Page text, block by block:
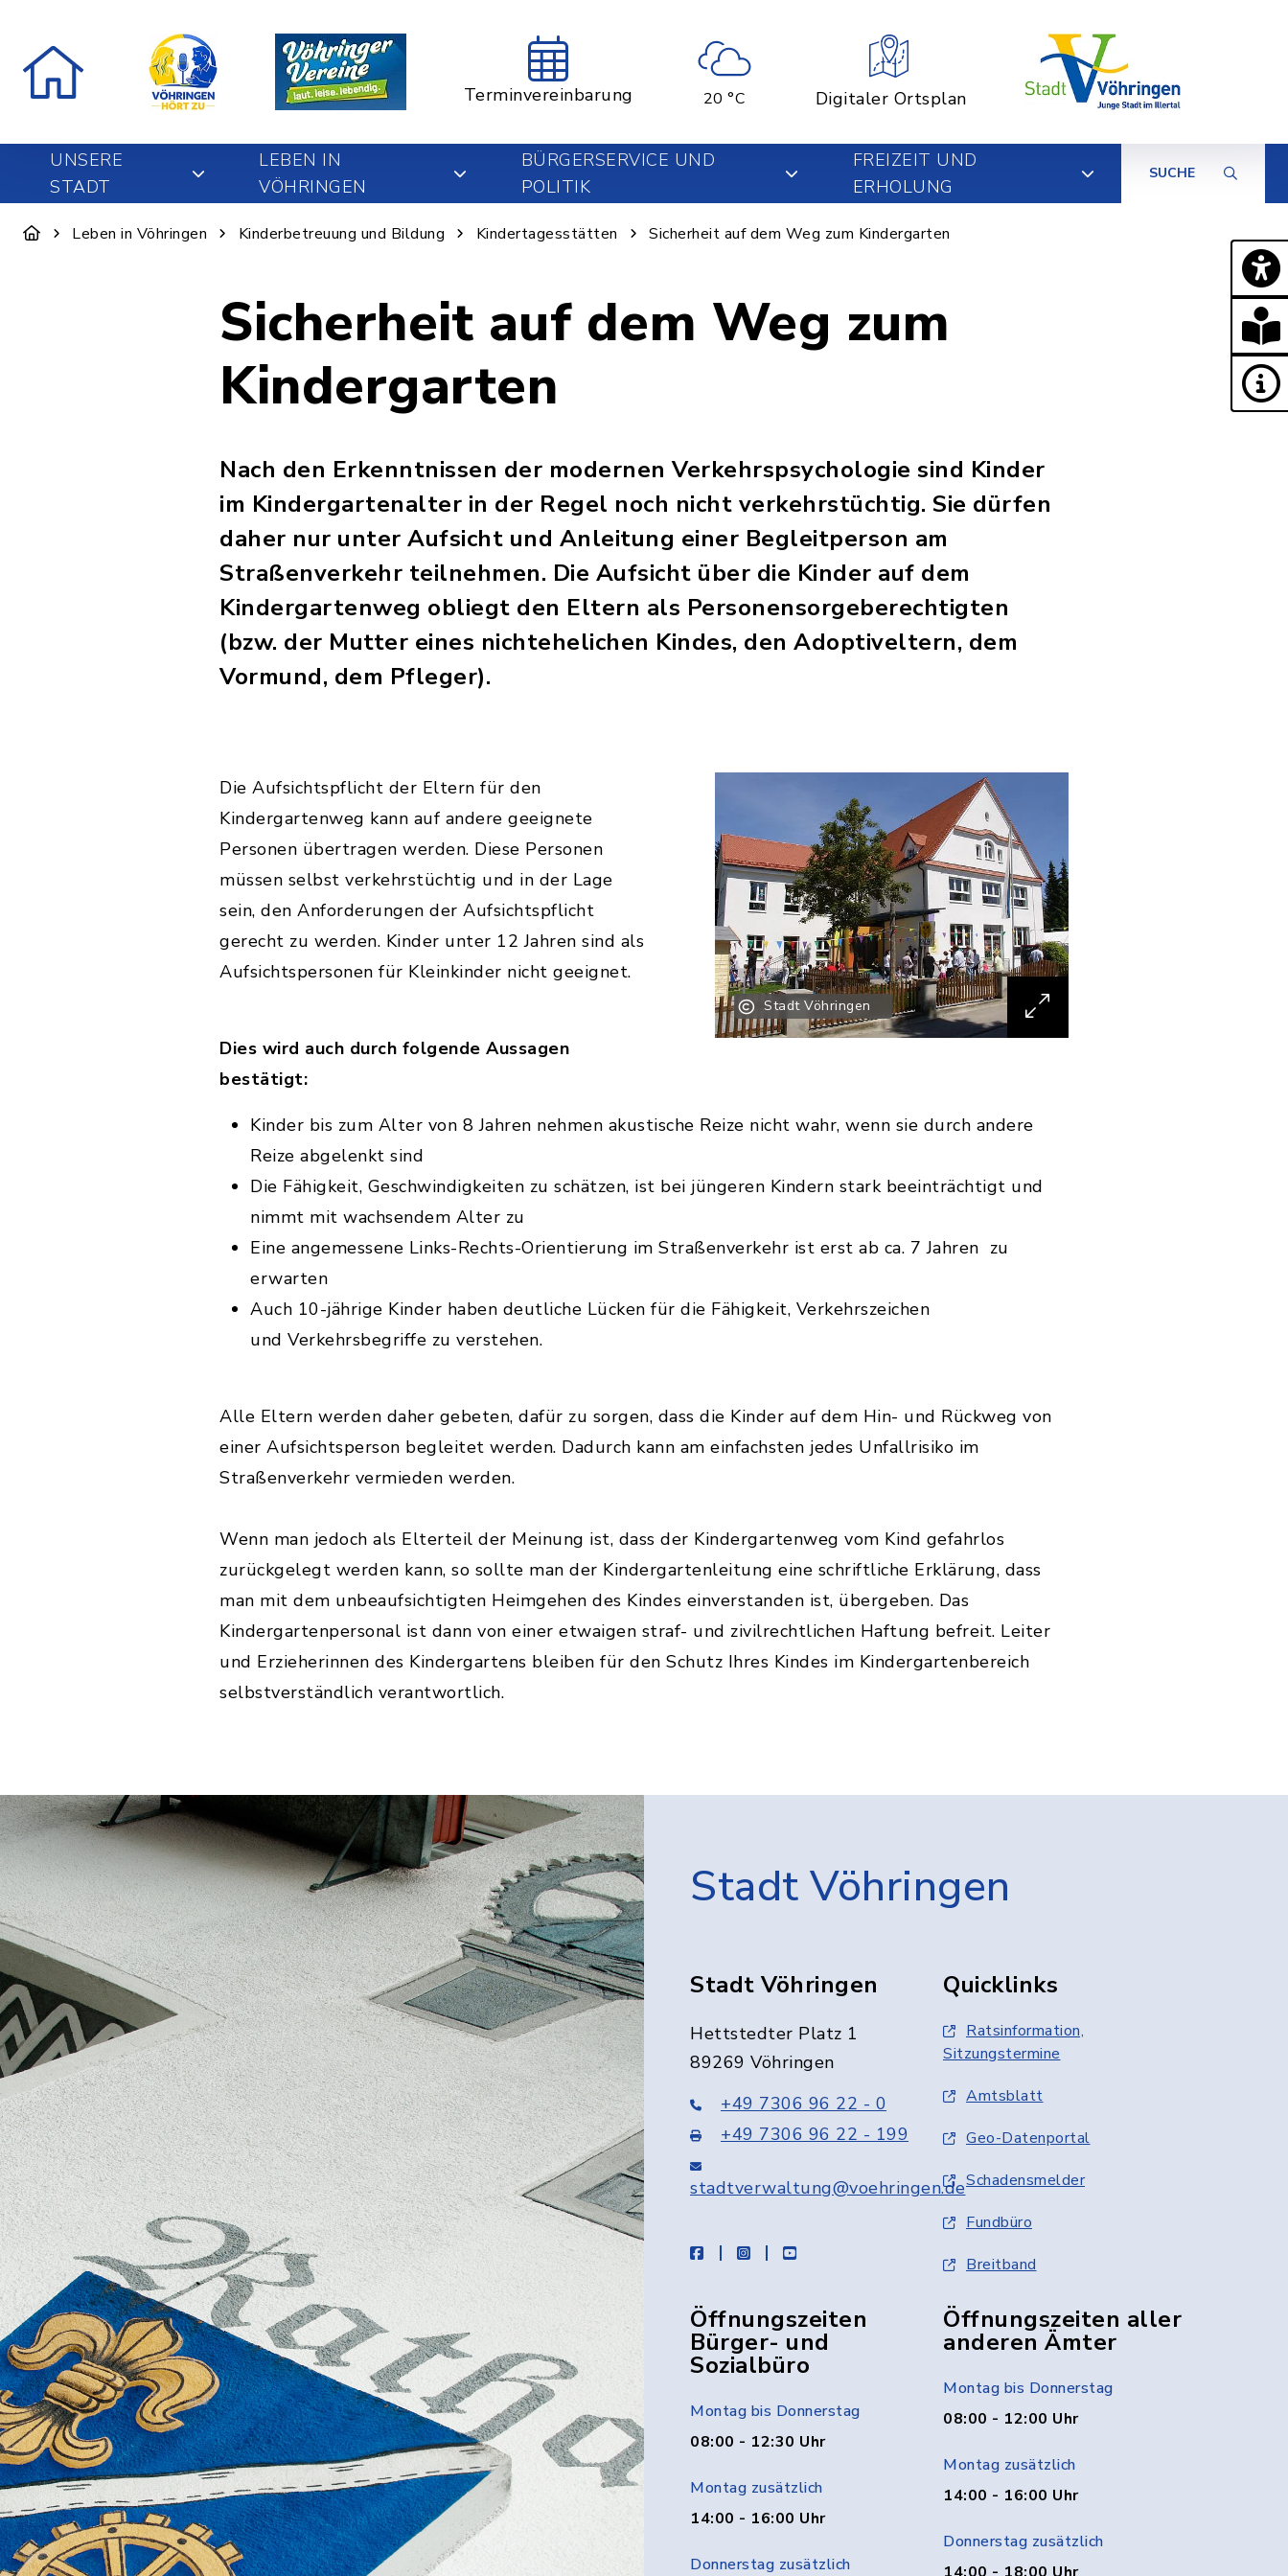
Terminvereinbarung 20 °C Digitaler Ortsplan
UNSERE
STADT
LEBEN IN
VÖHRINGEN
BÜRGERSERVICE UND
POLITIK
FREIZEIT UND
ERHOLUNG
SUCHE
Leben in Vöhringen Kinderbetreuung und Bildung Kindertagesstätten Sicherheit auf dem Weg zum Kindergarten
Sicherheit auf dem Weg zum
Kindergarten
Nach den Erkenntnissen der modernen Verkehrspsychologie sind Kinder
im Kindergartenalter in der Regel noch nicht verkehrstüchtig. Sie dürfen
daher nur unter Aufsicht und Anleitung einer Begleitperson am
Straßenverkehr teilnehmen. Die Aufsicht über die Kinder auf dem
Kindergartenweg obliegt den Eltern als Personensorgeberechtigten
(bzw. der Mutter eines nichtehelichen Kindes, den Adoptiveltern, dem
Vormund, dem Pfleger).
Stadt Vöhringen
Die Aufsichtspflicht der Eltern für den
Kindergartenweg kann auf andere geeignete
Personen übertragen werden. Diese Personen
müssen selbst verkehrstüchtig und in der Lage
sein, den Anforderungen der Aufsichtspflicht
gerecht zu werden. Kinder unter 12 Jahren sind als
Aufsichtspersonen für Kleinkinder nicht geeignet.
Dies wird auch durch folgende Aussagen
bestätigt:
Kinder bis zum Alter von 8 Jahren nehmen akustische Reize nicht wahr, wenn sie durch andere
Reize abgelenkt sind
Die Fähigkeit, Geschwindigkeiten zu schätzen, ist bei jüngeren Kindern stark beeinträchtigt und
nimmt mit wachsendem Alter zu
Eine angemessene Links-Rechts-Orientierung im Straßenverkehr ist erst ab ca. 7 Jahren zu
erwarten
Auch 10-jährige Kinder haben deutliche Lücken für die Fähigkeit, Verkehrszeichen
und Verkehrsbegriffe zu verstehen.
Alle Eltern werden daher gebeten, dafür zu sorgen, dass die Kinder auf dem Hin- und Rückweg von
einer Aufsichtsperson begleitet werden. Dadurch kann am einfachsten jedes Unfallrisiko im
Straßenverkehr vermieden werden.
Wenn man jedoch als Elterteil der Meinung ist, dass der Kindergartenweg vom Kind gefahrlos
zurückgelegt werden kann, so sollte man der Kindergartenleitung eine schriftliche Erklärung, dass
man mit dem unbeaufsichtigten Heimgehen des Kindes einverstanden ist, übergeben. Das
Kindergartenpersonal ist dann von einer etwaigen straf- und zivilrechtlichen Haftung befreit. Leiter
und Erzieherinnen des Kindergartens bleiben für den Schutz Ihres Kindes im Kindergartenbereich
selbstverständlich verantwortlich.
Stadt Vöhringen
Stadt Vöhringen
Hettstedter Platz 1
89269 Vöhringen
+49 7306 96 22 - 0
+49 7306 96 22 - 199
stadtverwaltung@voehringen.de
facebookinstagramyoutube
Quicklinks
Ratsinformation,
Sitzungstermine
Amtsblatt
Geo-Datenportal
Schadensmelder
Fundbüro
Breitband
Öffnungszeiten
Bürger- und
Sozialbüro
Montag bis Donnerstag
08:00 - 12:30 Uhr
Montag zusätzlich
14:00 - 16:00 Uhr
Donnerstag zusätzlich
Öffnungszeiten aller
anderen Ämter
Montag bis Donnerstag
08:00 - 12:00 Uhr
Montag zusätzlich
14:00 - 16:00 Uhr
Donnerstag zusätzlich